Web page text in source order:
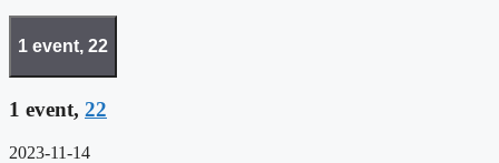
1 event, 22
1 event, 22
2023-11-14